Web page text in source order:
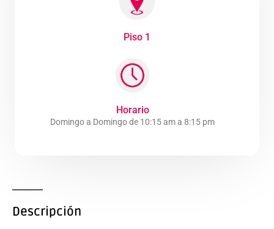
Piso 1
Horario
Domingo a Domingo de 10:15 am a 8:15 pm
Descripción